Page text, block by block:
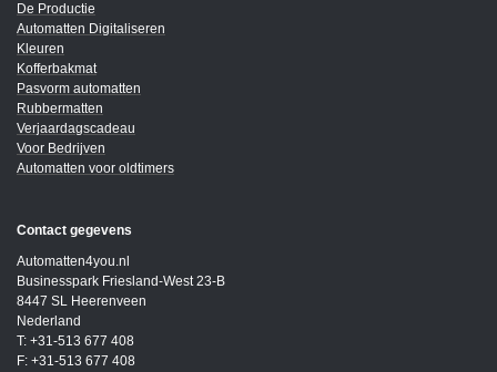
De Productie
Automatten Digitaliseren
Kleuren
Kofferbakmat
Pasvorm automatten
Rubbermatten
Verjaardagscadeau
Voor Bedrijven
Automatten voor oldtimers
Contact gegevens
Automatten4you.nl
Businesspark Friesland-West 23-B
8447 SL Heerenveen
Nederland
T: +31-513 677 408
F: +31-513 677 408